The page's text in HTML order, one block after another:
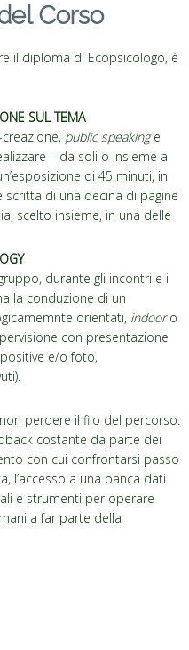
Corso
il diploma di Ecopsicologo, è
SUL TEMA
public speakinge
– da soli o insieme a
di 45 minuti, in
di una decina di pagine
scelto insieme, in una delle
durante gli incontri e i
la conduzione di un
orientati, indooro
con presentazione
e/o foto,
perdere il filo del percorso.
costante da parte dei
con cui confrontarsi passo
l’accesso a una banca dati
e strumenti per operare
a far parte della